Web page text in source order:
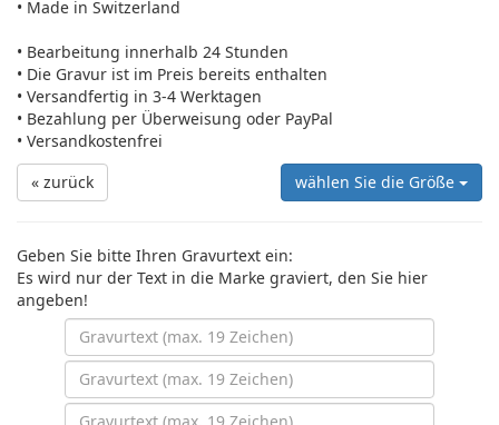
• Made in Switzerland
• Bearbeitung innerhalb 24 Stunden
• Die Gravur ist im Preis bereits enthalten
• Versandfertig in 3-4 Werktagen
• Bezahlung per Überweisung oder PayPal
• Versandkostenfrei
« zurück
wählen Sie die Größe
Geben Sie bitte Ihren Gravurtext ein:
Es wird nur der Text in die Marke graviert, den Sie hier
angeben!